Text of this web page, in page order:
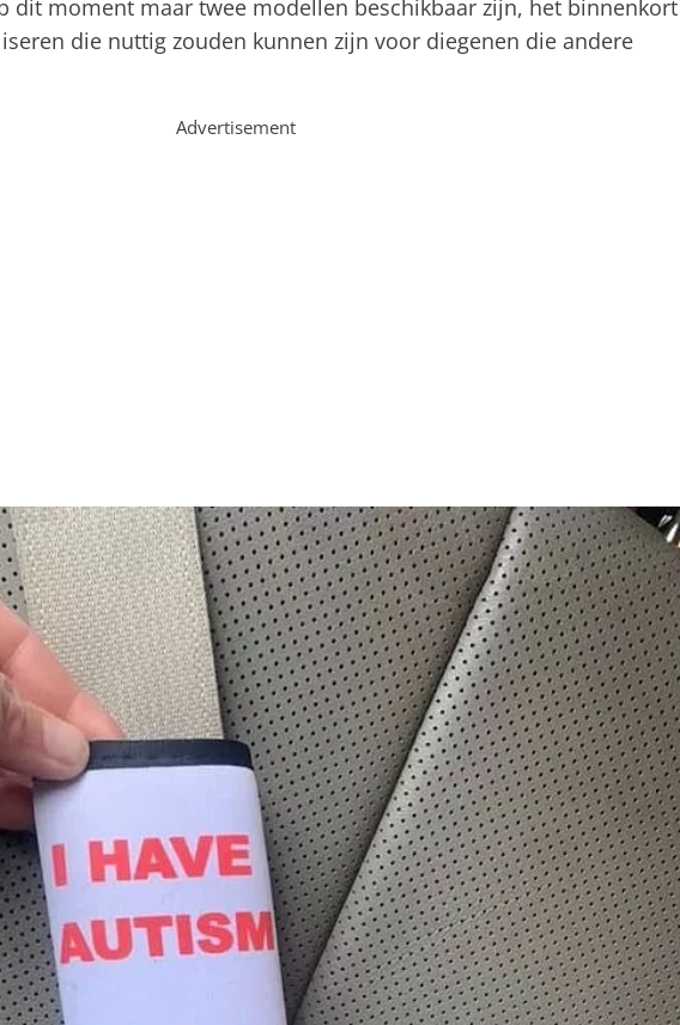
dit moment maar twee modellen beschikbaar zijn, het binnenkort
die nuttig zouden kunnen zijn voor diegenen die andere
Advertisement